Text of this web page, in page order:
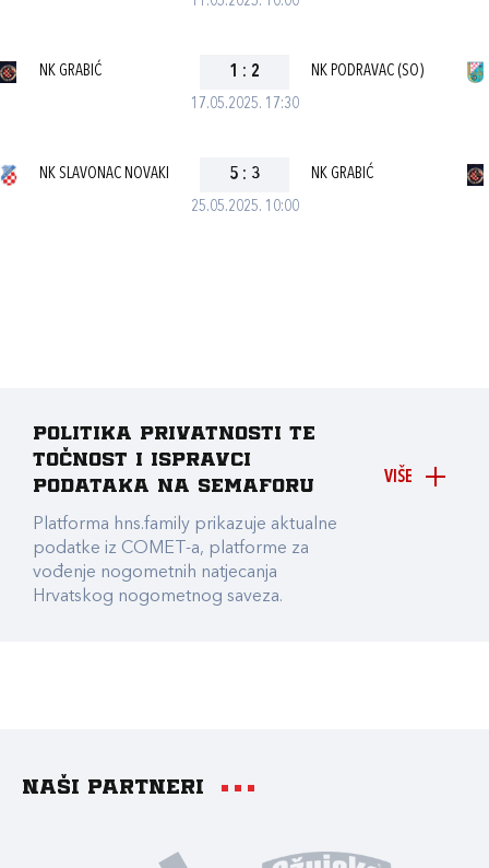
17.05.2025. 17:30
NK GRABIĆ 1 : 2 NK PODRAVAC (SO)
25.05.2025. 10:00
NK SLAVONAC NOVAKI 5 : 3 NK GRABIĆ
VIŠE
Politika privatnosti te
točnost i ispravci
podataka na Semaforu
Platforma hns.family prikazuje aktualne
podatke iz COMET-a, platforme za
vođenje nogometnih natjecanja
Hrvatskog nogometnog saveza.
Naši partneri